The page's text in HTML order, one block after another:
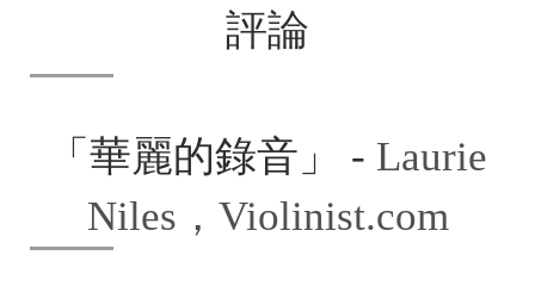
評論
「華麗的錄音」 - Laurie
Niles，Violinist.com